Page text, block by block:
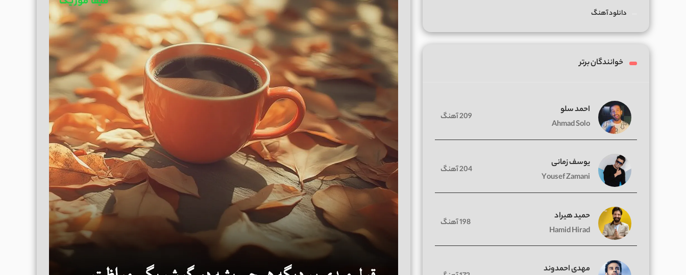
دانلود آهنگ
خوانندگان برتر
احمد سلو
Ahmad Solo
209 آهنگ
یوسف زمانی
Yousef Zamani
204 آهنگ
حمید هیراد
Hamid Hirad
198 آهنگ
مهدی احمدوند